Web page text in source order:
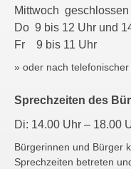
Mittwoch geschlossen
Do 9 bis 12 Uhr
Fr 9 bis 11 Uhr
» oder nach telefonischer
Sprechzeiten des
Di: 14.00 Uhr – 18.00
Bürgerinnen und Bürger
Sprechzeiten betreten